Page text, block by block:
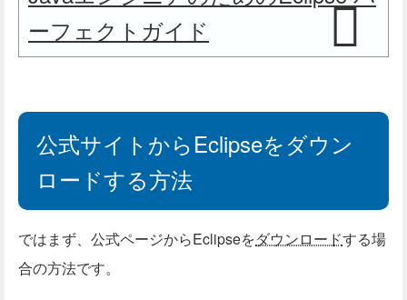
ーフェクトガイド
公式サイトからEclipseをダウン
ロードする方法
ではまず、公式ページからEclipseをダウンロードする場
合の方法です。